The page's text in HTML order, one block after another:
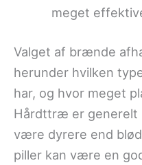
meget
Valget af brænde
herunder hvilken
har, og hvor meget
Hårdttræ er generelt
være dyrere end
piller kan være en